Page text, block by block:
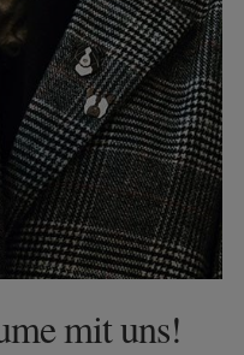
mit uns!